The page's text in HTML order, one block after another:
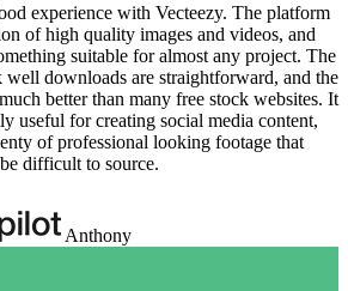
experience with Vecteezy. The platform
of high quality images and videos, and
suitable for almost any project. The
well downloads are straightforward, and the
better than many free stock websites. It
useful for creating social media content,
of professional looking footage that
difficult to source.
Anthony